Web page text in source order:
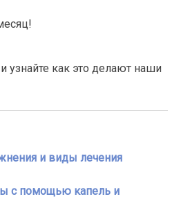
и узнайте как это делают наши
и виды лечения
с помощью капель и